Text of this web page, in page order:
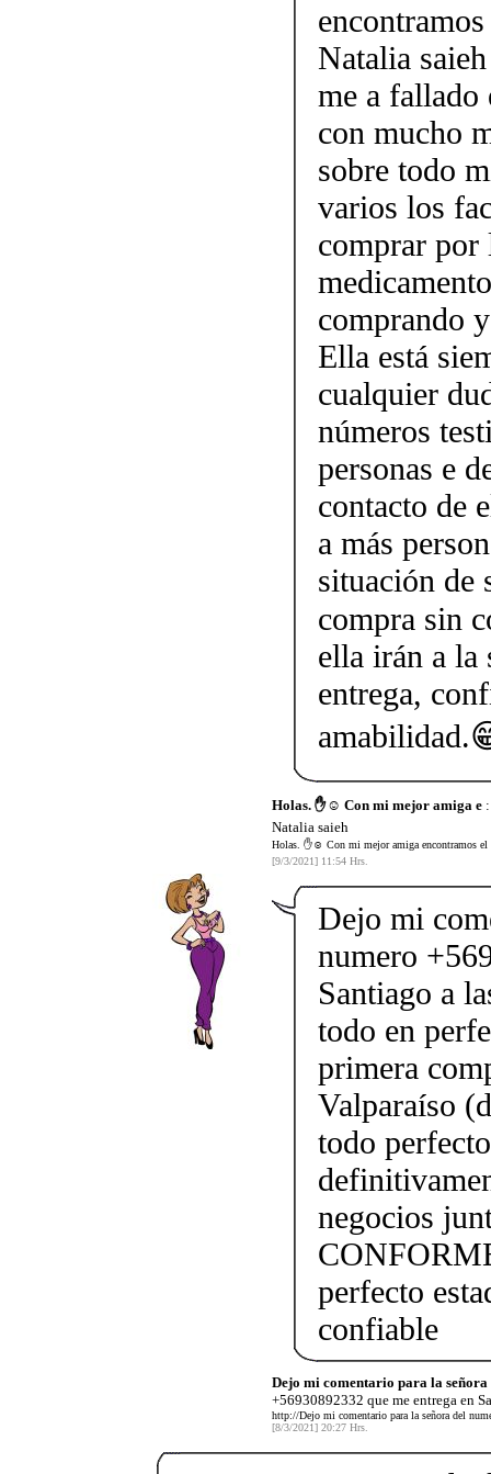
Natalia
me a fallado
con mucho
sobre todo
varios los
comprar por
comprando
Ella está
cualquier
números
personas e
contacto de
a más
situación de
compra sin
ella irán a la
entrega,
Holas. ✋☺️ Con mi mejor amiga e
Natalia saieh
Holas. ✋☺️ Con mi mejor amiga encontramos el
[9/3/2021] 11:54 Hrs.
Dejo mi
numero
Santiago a
todo en
primera
Valparaíso
todo
negocios
perfecto
confiable
Dejo mi comentario para la señora
+56930892332 que me entrega en
http://Dejo mi comentario para la señora del
[8/3/2021] 20:27 Hrs.